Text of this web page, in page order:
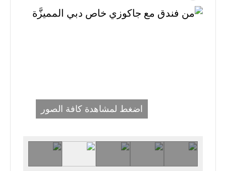
اضغط لمشاهدة كافة الصور